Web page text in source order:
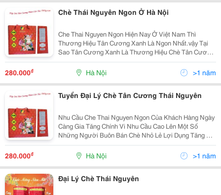
Chè Thái Nguyên Ngon Ở Hà Nội
Che Thai Nguyen Ngon Hiện Nay Ở Việt Nam Thì
Thương Hiệu Tân Cương Xanh Là Ngon Nhất.vậy Tại
Sao Tân Cương Xanh Là Thương Hiệu Chè Tân Cương
Thái Nguyên Ngon Nhất Ở Việt Nam Thứ 1 : Tân
Cương Xanh Có Nhà Máy Sản Xuất Chế Biến Chè Thái
Nguyên Chất
280.000₫ Hà Nội >1 năm
Tuyển Đại Lý Chè Tân Cương Thái Nguyên
Nhu Cầu Che Thai Nguyen Ngon Của Khách Hàng Ngày
Càng Gia Tăng Chính Vi Nhu Cầu Cao Lên Một Số
Những Người Buôn Bán Chè Nhỏ Lẻ Lợi Dụng Tăng Giá
Cũng Như Nhập Các Loại Chè Của Các Vùng Miền
Khác Rồi Lấy Mác Tân Cương Thái Nguyên . Ngoài
Chất Lượng Ké
280.000₫ Hà Nội >1 năm
Đại Lý Chè Thái Nguyên